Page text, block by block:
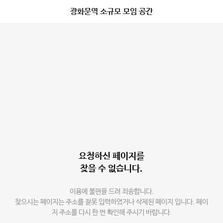
광화문역 소규모 모임 공간
요청하신 페이지를
찾을 수 없습니다.
이용에 불편을 드려 죄송합니다.
찾으시는 페이지는 주소를 잘못 입력하였거나 삭제된 페이지 입니다. 페이
지 주소를 다시 한 번 확인해 주시기 바랍니다.